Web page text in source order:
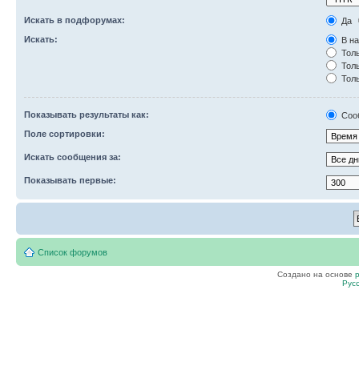
Искать в подфорумах:
Да
Искать:
В
Показывать результаты как:
Поле сортировки:
Искать сообщения за:
Показывать первые:
Список форумов
Создано на основе